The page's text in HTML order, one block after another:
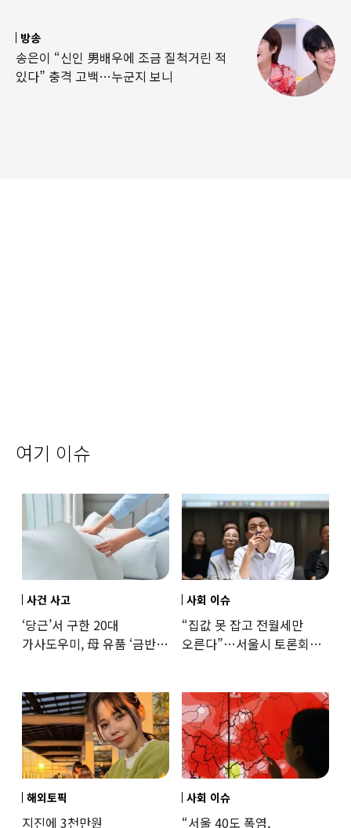
방송
송은이 “신인 男배우에 조금 질척거린 적
있다” 충격 고백…누군지 보니
여기 이슈
사건 사고
‘당근’서 구한 20대
가사도우미, 母 유품 ‘금반지
사회 이슈
“집값 못 잡고 전월세만
오른다”…서울시 토론회서
해외토픽
지진에 3천만원
사회 이슈
“서울 40도 폭염,